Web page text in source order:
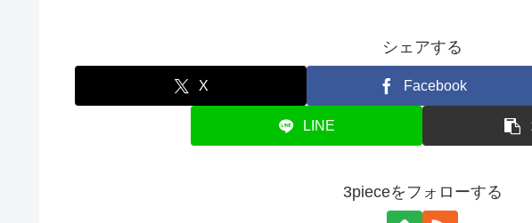
シェアする
X Facebook
LINE
3pieceをフォローする